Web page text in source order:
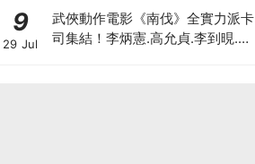
9
29 Jul
武俠動作電影《南伐》全實力派卡
司集結！李炳憲.高允貞.李到晛.朴